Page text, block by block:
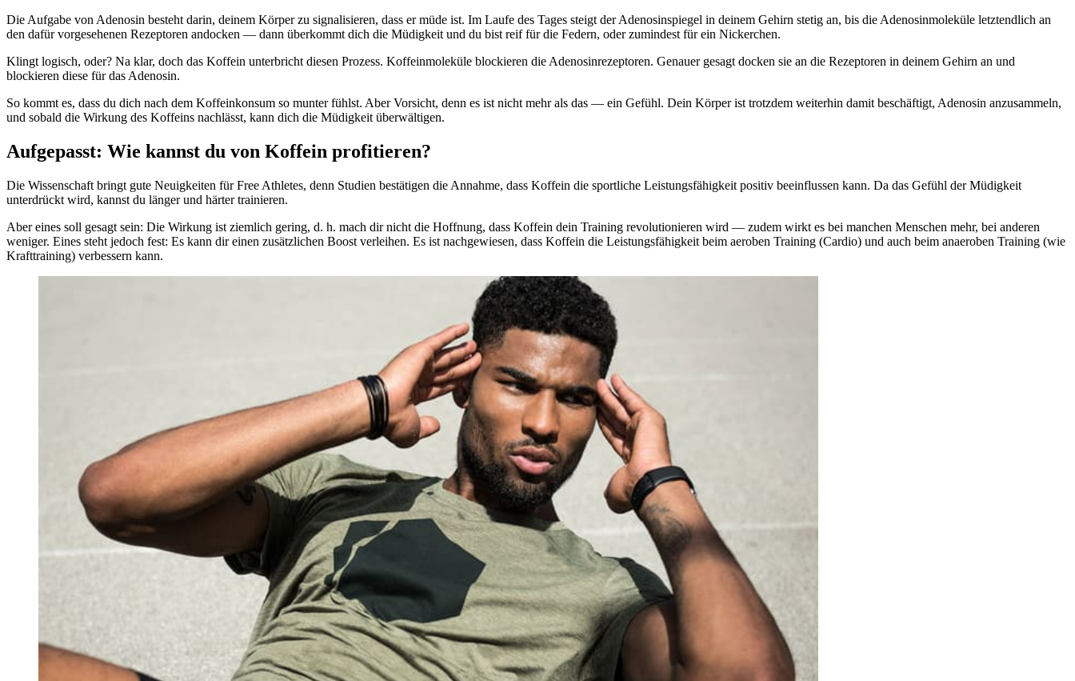
Die Aufgabe von Adenosin besteht darin, deinem Körper zu signalisieren, dass er müde ist. Im Laufe des Tages steigt der Adenosinspiegel in deinem Gehirn stetig an, bis die Adenosinmoleküle letztendlich an
den dafür vorgesehenen Rezeptoren andocken — dann überkommt dich die Müdigkeit und du bist reif für die Federn, oder zumindest für ein Nickerchen.
Klingt logisch, oder? Na klar, doch das Koffein unterbricht diesen Prozess. Koffeinmoleküle blockieren die Adenosinrezeptoren. Genauer gesagt docken sie an die Rezeptoren in deinem Gehirn an und
blockieren diese für das Adenosin.
So kommt es, dass du dich nach dem Koffeinkonsum so munter fühlst. Aber Vorsicht, denn es ist nicht mehr als das — ein Gefühl. Dein Körper ist trotzdem weiterhin damit beschäftigt, Adenosin anzusammeln,
und sobald die Wirkung des Koffeins nachlässt, kann dich die Müdigkeit überwältigen.
Aufgepasst: Wie kannst du von Koffein profitieren?
Die Wissenschaft bringt gute Neuigkeiten für Free Athletes, denn Studien bestätigen die Annahme, dass Koffein die sportliche Leistungsfähigkeit positiv beeinflussen kann. Da das Gefühl der Müdigkeit
unterdrückt wird, kannst du länger und härter trainieren.
Aber eines soll gesagt sein: Die Wirkung ist ziemlich gering, d. h. mach dir nicht die Hoffnung, dass Koffein dein Training revolutionieren wird — zudem wirkt es bei manchen Menschen mehr, bei anderen
weniger. Eines steht jedoch fest: Es kann dir einen zusätzlichen Boost verleihen. Es ist nachgewiesen, dass Koffein die Leistungsfähigkeit beim aeroben Training (Cardio) und auch beim anaeroben Training (wie
Krafttraining) verbessern kann.